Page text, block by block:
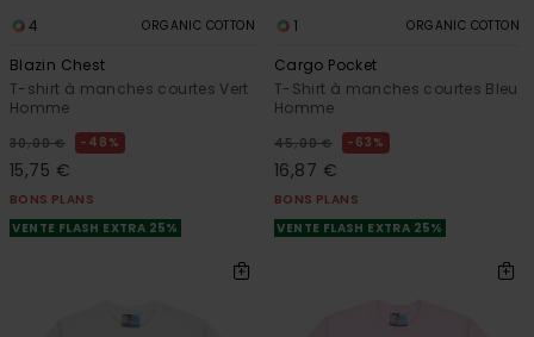
4 ORGANIC COTTON
Blazin Chest
T-shirt à manches courtes Vert
Homme
30,00 € 48%
15,75 €
BONS PLANS
VENTE FLASH EXTRA 25%
1 ORGANIC COTTON
Cargo Pocket
T-Shirt à manches courtes Bleu
Homme
45,00 € 63%
16,87 €
BONS PLANS
VENTE FLASH EXTRA 25%